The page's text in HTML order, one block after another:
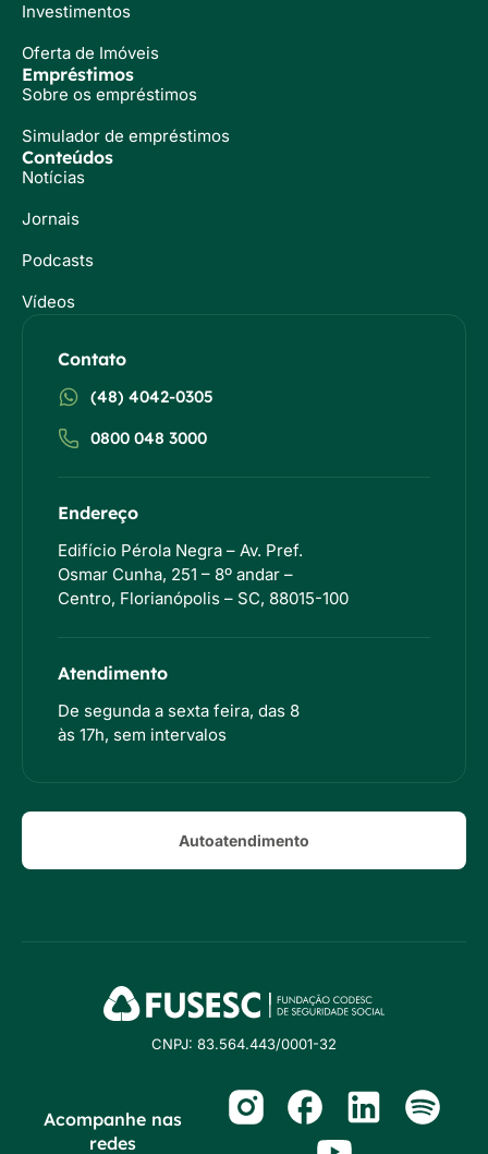
Investimentos
Oferta de Imóveis
Empréstimos
Sobre os empréstimos
Simulador de empréstimos
Conteúdos
Notícias
Jornais
Podcasts
Vídeos
Contato
(48) 4042-0305
0800 048 3000
Endereço
Edifício Pérola Negra – Av. Pref.
Osmar Cunha, 251 – 8º andar –
Centro, Florianópolis – SC, 88015-100
Atendimento
De segunda a sexta feira, das 8
às 17h, sem intervalos
Autoatendimento
CNPJ: 83.564.443/0001-32
Acompanhe nas
redes